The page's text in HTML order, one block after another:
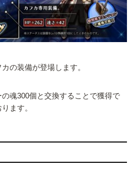
の装備が登場します。
魂300個と交換することで獲得で
ます。